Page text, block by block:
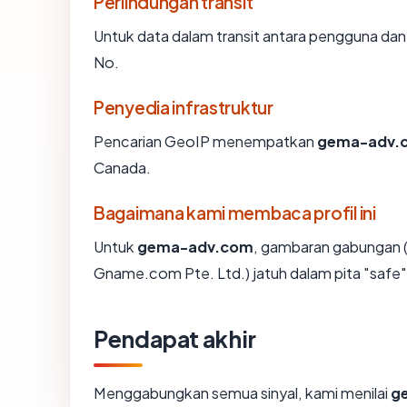
Untuk data dalam transit antara pengguna
No.
Penyedia infrastruktur
Pencarian GeoIP menempatkan gema-
Canada.
Bagaimana kami membaca profil ini
Untuk gema-adv.com, gambaran
Gname.com Pte. Ltd.) jatuh dalam pita
Pendapat akhir
Menggabungkan semua sinyal, kami menilai